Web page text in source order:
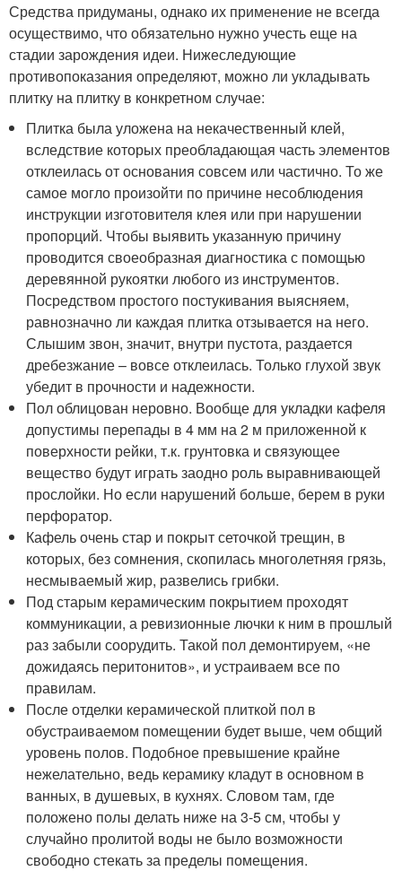
Средства придуманы, однако их применение не всегда
осуществимо, что обязательно нужно учесть еще на
стадии зарождения идеи. Нижеследующие
противопоказания определяют, можно ли укладывать
плитку на плитку в конкретном случае:
Плитка была уложена на некачественный клей,
вследствие которых преобладающая часть элементов
отклеилась от основания совсем или частично. То же
самое могло произойти по причине несоблюдения
инструкции изготовителя клея или при нарушении
пропорций. Чтобы выявить указанную причину
проводится своеобразная диагностика с помощью
деревянной рукоятки любого из инструментов.
Посредством простого постукивания выясняем,
равнозначно ли каждая плитка отзывается на него.
Слышим звон, значит, внутри пустота, раздается
дребезжание – вовсе отклеилась. Только глухой звук
убедит в прочности и надежности.
Пол облицован неровно. Вообще для укладки кафеля
допустимы перепады в 4 мм на 2 м приложенной к
поверхности рейки, т.к. грунтовка и связующее
вещество будут играть заодно роль выравнивающей
прослойки. Но если нарушений больше, берем в руки
перфоратор.
Кафель очень стар и покрыт сеточкой трещин, в
которых, без сомнения, скопилась многолетняя грязь,
несмываемый жир, развелись грибки.
Под старым керамическим покрытием проходят
коммуникации, а ревизионные лючки к ним в прошлый
раз забыли соорудить. Такой пол демонтируем, «не
дожидаясь перитонитов», и устраиваем все по
правилам.
После отделки керамической плиткой пол в
обустраиваемом помещении будет выше, чем общий
уровень полов. Подобное превышение крайне
нежелательно, ведь керамику кладут в основном в
ванных, в душевых, в кухнях. Словом там, где
положено полы делать ниже на 3-5 см, чтобы у
случайно пролитой воды не было возможности
свободно стекать за пределы помещения.